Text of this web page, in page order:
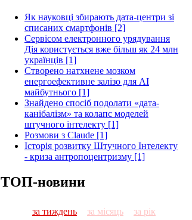
Як науковці збирають дата-центри зі
списаних смартфонів [2]
Сервісом електронного урядування
Дія користується вже більш як 24 млн
українців [1]
Створено натхнене мозком
енергоефективне залізо для AI
майбутнього [1]
Знайдено спосіб подолати «дата-
канібалізм» та колапс моделей
штучного інтелекту [1]
Розмови з Claude [1]
Історія розвитку Штучного Інтелекту
- криза антропоцентризму [1]
ТОП-новини
за тиждень за місяць
за рік